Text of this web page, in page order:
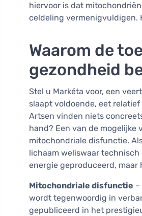
hiervoor is dat
celdeling vermenigvuldigen.
Waarom de
gezondheid
Stel u Markéta voor, een
slaapt voldoende, eet
Artsen vinden niets
hand? Een van de mogelijke
mitochondriale disfunctie.
lichaam weliswaar
energie geproduceerd, maar
Mitochondriale disfunctie
wordt tegenwoordig in
gepubliceerd in het